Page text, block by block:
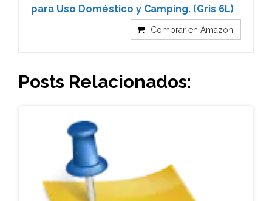
para Uso Doméstico y Camping. (Gris 6L)
Comprar en Amazon
Posts Relacionados: